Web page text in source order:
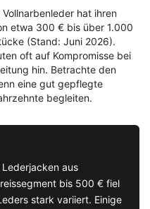
hat ihren
etwa 300 € bis über 1.000
(Stand: Juni 2026).
oft auf Kompromisse bei
hin. Betrachte den
eine gut gepflegte
begleiten.
aus
bis 500 € fiel
stark variiert. Einige